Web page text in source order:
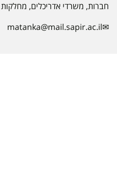
חברות, משרדי אדריכלים,
matanka@mail.sapir.ac.il